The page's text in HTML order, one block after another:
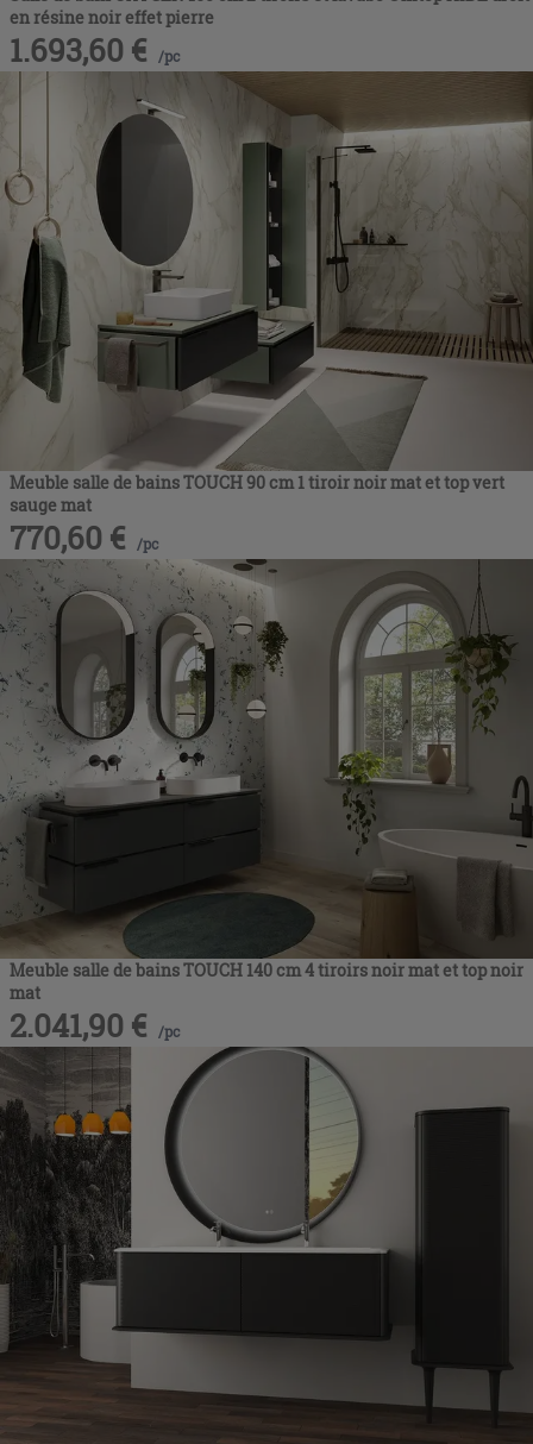
en résine noir effet pierre
1.693,60 € /pc
Meuble salle de bains TOUCH 90 cm 1 tiroir noir mat et top vert
sauge mat
770,60 € /pc
Meuble salle de bains TOUCH 140 cm 4 tiroirs noir mat et top noir
mat
2.041,90 € /pc